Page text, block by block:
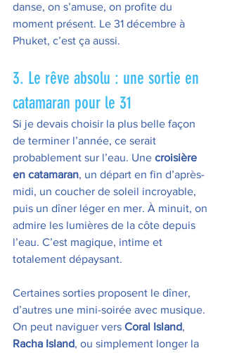
danse, on s’amuse, on profite du
moment présent. Le 31 décembre à
Phuket, c’est ça aussi.
3. Le rêve absolu : une sortie en
catamaran pour le 31
Si je devais choisir la plus belle façon
de terminer l’année, ce serait
probablement sur l’eau. Une croisière
en catamaran, un départ en fin d’après-
midi, un coucher de soleil incroyable,
puis un dîner léger en mer. À minuit, on
admire les lumières de la côte depuis
l’eau. C’est magique, intime et
totalement dépaysant.
Certaines sorties proposent le dîner,
d’autres une mini-soirée avec musique.
On peut naviguer vers Coral Island,
Racha Island, ou simplement longer la